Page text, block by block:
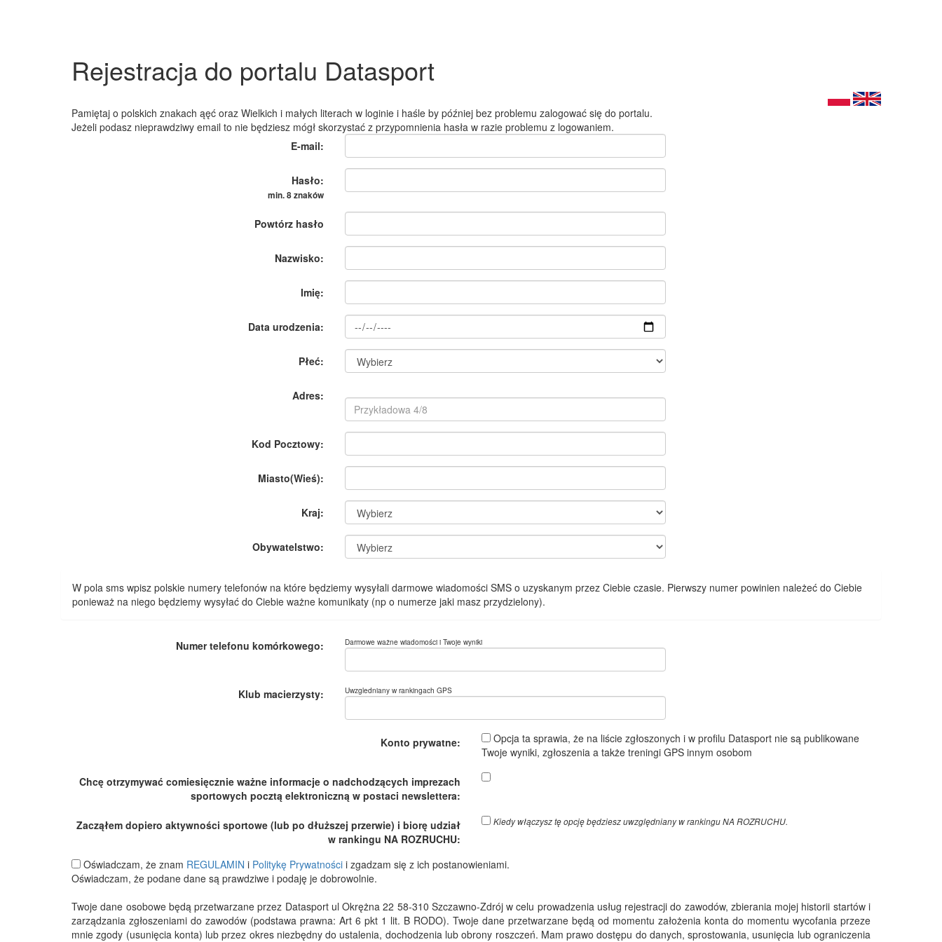
Rejestracja do portalu Datasport
Pamiętaj o polskich znakach ąęć oraz Wielkich i małych literach w loginie i haśle by później bez problemu zalogować się do portalu.
Jeżeli podasz nieprawdziwy email to nie będziesz mógł skorzystać z przypomnienia hasła w razie problemu z logowaniem.
E-mail:
Hasło:
min. 8 znaków
Powtórz hasło
Nazwisko:
Imię:
Data urodzenia:
Płeć:
Adres:
Kod Pocztowy:
Miasto(Wieś):
Kraj:
Obywatelstwo:
W pola sms wpisz polskie numery telefonów na które będziemy wysyłali darmowe wiadomości SMS o uzyskanym przez Ciebie czasie. Pierwszy numer powinien należeć do Ciebie
ponieważ na niego będziemy wysyłać do Ciebie ważne komunikaty (np o numerze jaki masz przydzielony).
Numer telefonu komórkowego: Darmowe ważne wiadomości i Twoje wyniki
Klub macierzysty: Uwzgledniany w rankingach GPS
Konto prywatne:
Opcja ta sprawia, że na liście zgłoszonych i w profilu Datasport nie są publikowane
Twoje wyniki, zgłoszenia a także treningi GPS innym osobom
Chcę otrzymywać comiesięcznie ważne informacje o nadchodzących imprezach
sportowych pocztą elektroniczną w postaci newslettera:
Zacząłem dopiero aktywności sportowe (lub po dłuższej przerwie) i biorę udział
w rankingu NA ROZRUCHU:
Kiedy włączysz tę opcję będziesz uwzględniany w rankingu NA ROZRUCHU.
Oświadczam, że znam REGULAMIN i Politykę Prywatności i zgadzam się z ich postanowieniami.
Oświadczam, że podane dane są prawdziwe i podaję je dobrowolnie.
Twoje dane osobowe będą przetwarzane przez Datasport ul Okrężna 22 58-310 Szczawno-Zdrój w celu prowadzenia usług rejestracji do zawodów, zbierania mojej historii startów i
zarządzania zgłoszeniami do zawodów (podstawa prawna: Art 6 pkt 1 lit. B RODO). Twoje dane przetwarzane będą od momentu założenia konta do momentu wycofania przeze
mnie zgody (usunięcia konta) lub przez okres niezbędny do ustalenia, dochodzenia lub obrony roszczeń. Mam prawo dostępu do danych, sprostowania, usunięcia lub ograniczenia